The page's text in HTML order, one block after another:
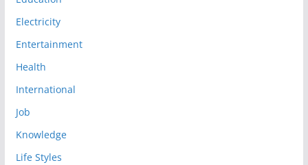
Electricity
Entertainment
Health
International
Job
Knowledge
Life Styles